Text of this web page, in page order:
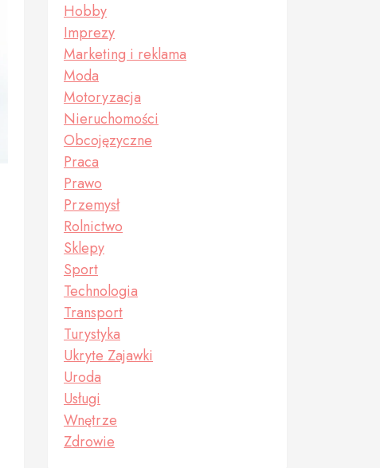
Hobby
Imprezy
Marketing i reklama
Moda
Motoryzacja
Nieruchomości
Obcojęzyczne
Praca
Prawo
Przemysł
Rolnictwo
Sklepy
Sport
Technologia
Transport
Turystyka
Ukryte Zajawki
Uroda
Usługi
Wnętrze
Zdrowie